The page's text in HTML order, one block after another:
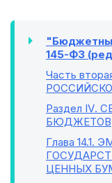
145-ФЗ
Часть
Раздел IV.
БЮДЖЕТОВ
Глава 14.1.
ЦЕННЫХ